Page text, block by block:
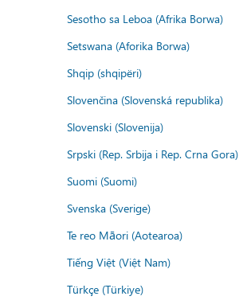
Sesotho sa Leboa (Afrika Borwa)
Setswana (Aforika Borwa)
Shqip (shqipëri)
Slovenčina (Slovenská republika)
Slovenski (Slovenija)
Srpski (Rep. Srbija i Rep. Crna Gora)
Suomi (Suomi)
Svenska (Sverige)
Te reo Māori (Aotearoa)
Tiếng Việt (Việt Nam)
Türkçe (Türkiye)